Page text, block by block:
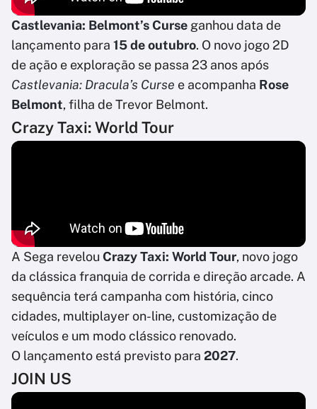
Castlevania: Belmont’s Curse ganhou data de
lançamento para 15 de outubro. O novo jogo 2D
de ação e exploração se passa 23 anos após
Castlevania: Dracula’s Curse e acompanha Rose
Belmont, filha de Trevor Belmont.
Crazy Taxi: World Tour
A Sega revelou Crazy Taxi: World Tour, novo jogo
da clássica franquia de corrida e direção arcade. A
sequência terá campanha com história, cinco
cidades, multiplayer on-line, customização de
veículos e um modo clássico renovado.
O lançamento está previsto para 2027.
JOIN US